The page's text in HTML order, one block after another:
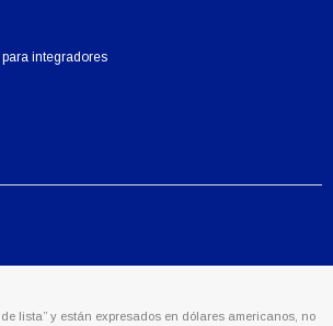
integradores
lista” y están expresados en dólares americanos, no